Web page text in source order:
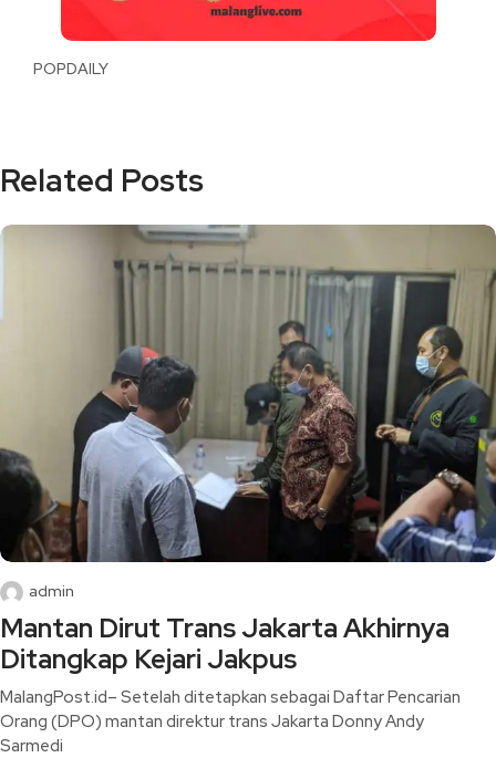
POPDAILY
Related Posts
admin
Mantan Dirut Trans Jakarta Akhirnya
Ditangkap Kejari Jakpus
MalangPost.id– Setelah ditetapkan sebagai Daftar Pencarian
Orang (DPO) mantan direktur trans Jakarta Donny Andy
Sarmedi